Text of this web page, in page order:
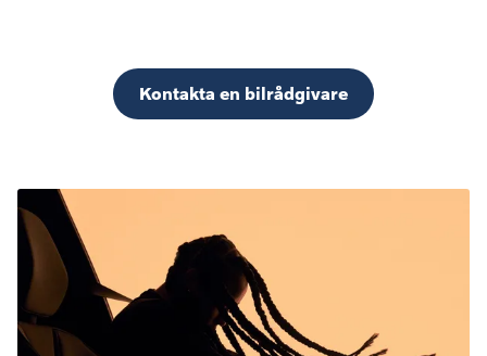
Kontakta en bilrådgivare